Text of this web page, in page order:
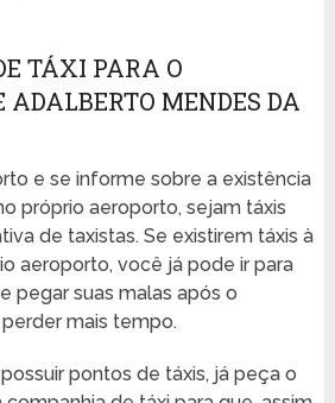
TÁXI PARA O
ADALBERTO MENDES DA
e se informe sobre a existência
próprio aeroporto, sejam táxis
de taxistas. Se existirem táxis à
aeroporto, você já pode ir para
pegar suas malas após o
mais tempo.
pontos de táxis, já peça o